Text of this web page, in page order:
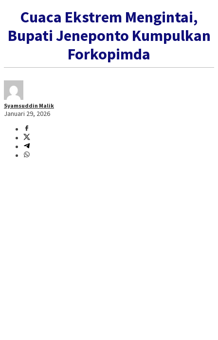
Cuaca Ekstrem Mengintai,
Bupati Jeneponto Kumpulkan
Forkopimda
Syamsuddin Malik
Januari 29, 2026